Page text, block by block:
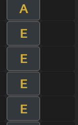
A
E
E
E
E